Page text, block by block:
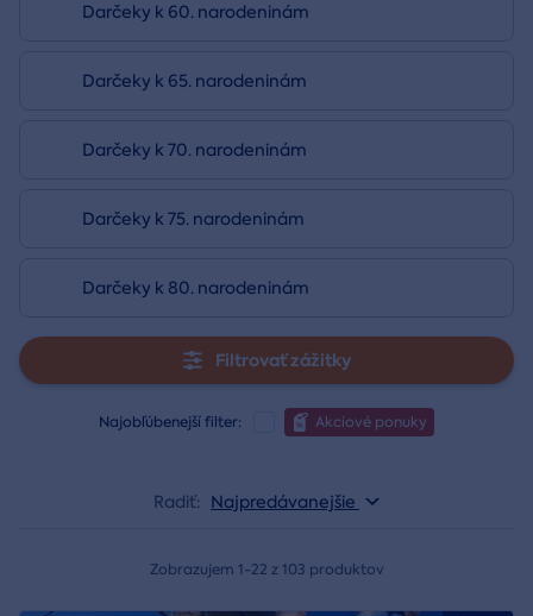
Darčeky k 60. narodeninám
Darčeky k 65. narodeninám
Darčeky k 70. narodeninám
Darčeky k 75. narodeninám
Darčeky k 80. narodeninám
Filtrovať zážitky
Najobľúbenejší filter: Akciové ponuky
Radiť: Najpredávanejšie
Zobrazujem 1-22 z 103 produktov